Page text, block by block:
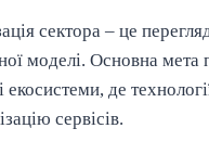
сектора – це
моделі. Основна мета
екосистеми, де
сервісів.